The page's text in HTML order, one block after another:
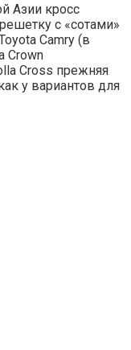
Азии кросс
с «сотами»
Camry (в
Crown
Cross прежняя
у вариантов для